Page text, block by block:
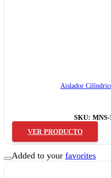
Aislador
SKU:
VER PRODUCTO
Added to your favorites